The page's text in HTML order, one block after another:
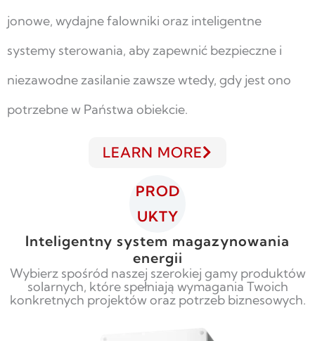
jonowe, wydajne falowniki oraz inteligentne
systemy sterowania, aby zapewnić bezpieczne i
niezawodne zasilanie zawsze wtedy, gdy jest ono
potrzebne w Państwa obiekcie.
LEARN MORE
PROD
UKTY
Inteligentny system magazynowania
energii
Wybierz spośród naszej szerokiej gamy produktów
solarnych, które spełniają wymagania Twoich
konkretnych projektów oraz potrzeb biznesowych.